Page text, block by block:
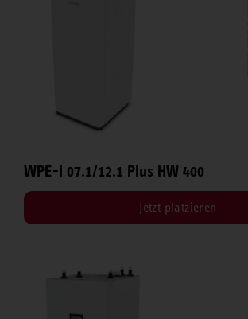
WPE-I 07.1/12.1 Plus HW 400
Jetzt platzieren